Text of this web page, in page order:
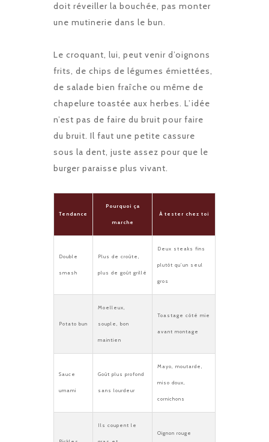
doit réveiller la bouchée, pas monter
une mutinerie dans le bun.
Le croquant, lui, peut venir d’oignons
frits, de chips de légumes émiettées,
de salade bien fraîche ou même de
chapelure toastée aux herbes. L’idée
n’est pas de faire du bruit pour faire
du bruit. Il faut une petite cassure
sous la dent, juste assez pour que le
burger paraisse plus vivant.
Tendance
Pourquoi ça
marche
À tester chez toi
Double
smash
Plus de croûte,
plus de goût grillé
Deux steaks fins
plutôt qu’un seul
gros
Potato bun
Moelleux,
souple, bon
maintien
Toastage côté mie
avant montage
Sauce
umami
Goût plus profond
sans lourdeur
Mayo, moutarde,
miso doux,
cornichons
Ils coupent le
Oignon rouge